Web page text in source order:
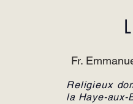
Fr.
Religieux
la Haye-aux-